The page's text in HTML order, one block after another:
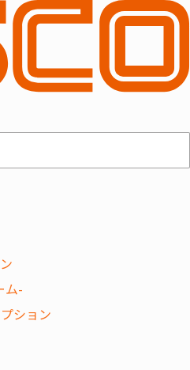
ム-
ション
サイネー
したい情報を発信
MENU